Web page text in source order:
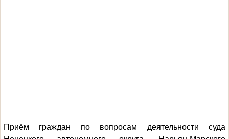
Приём граждан по вопросам деятельности суда